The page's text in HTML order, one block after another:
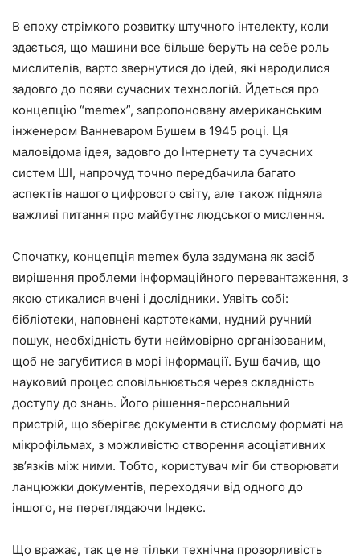
В епоху стрімкого розвитку штучного інтелекту, коли
здається, що машини все більше беруть на себе роль
мислителів, варто звернутися до ідей, які народилися
задовго до появи сучасних технологій. Йдеться про
концепцію “memex”, запропоновану американським
інженером Ванневаром Бушем в 1945 році. Ця
маловідома ідея, задовго до Інтернету та сучасних
систем ШІ, напрочуд точно передбачила багато
аспектів нашого цифрового світу, але також підняла
важливі питання про майбутнє людського мислення.
Спочатку, концепція memex була задумана як засіб
вирішення проблеми інформаційного перевантаження, з
якою стикалися вчені і дослідники. Уявіть собі:
бібліотеки, наповнені картотеками, нудний ручний
пошук, необхідність бути неймовірно організованим,
щоб не загубитися в морі інформації. Буш бачив, що
науковий процес сповільнюється через складність
доступу до знань. Його рішення-персональний
пристрій, що зберігає документи в стислому форматі на
мікрофільмах, з можливістю створення асоціативних
зв’язків між ними. Тобто, користувач міг би створювати
ланцюжки документів, переходячи від одного до
іншого, не переглядаючи Індекс.
Що вражає, так це не тільки технічна прозорливість